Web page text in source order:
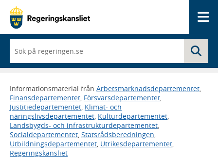
du
börjar
skriva
framträder
en
lista
med
sökförslag
Informationsmaterial från Arbetsmarknadsdepartementet,
Finansdepartementet, Försvarsdepartementet,
Justitiedepartementet, Klimat- och
näringslivsdepartementet, Kulturdepartementet,
Landsbygds- och infrastrukturdepartementet,
Socialdepartementet, Statsrådsberedningen,
Utbildningsdepartementet, Utrikesdepartementet,
Regeringskansliet